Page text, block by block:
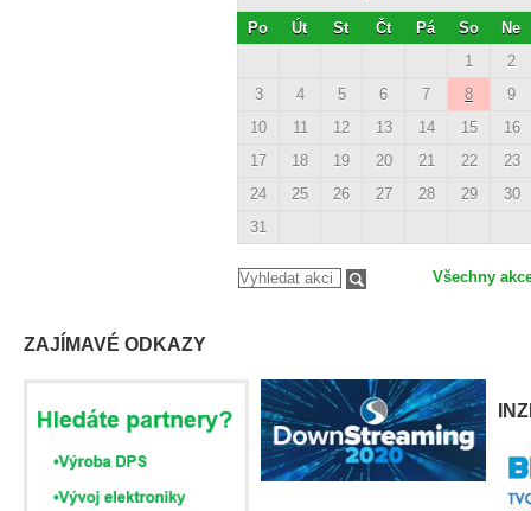
Po Út St Čt Pá So
Ne
1
2
3
4 5 6 7 8
9
10
11 12 13 14 15
16
17
18 19 20 21 22
23
24
25 26 27 28 29
30
31
Všechny
ZAJÍMAVÉ ODKAZY